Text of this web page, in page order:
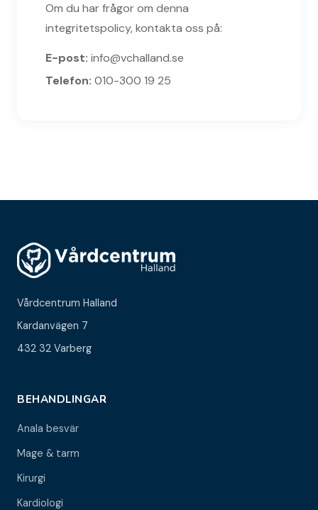
Om du har frågor om denna
integritetspolicy, kontakta oss på:
E-post: info@vchalland.se
Telefon: 010-300 19 25
Vårdcentrum Halland
Kardanvägen 7
432 32 Varberg
BEHANDLINGAR
Anala besvär
Mage & tarm
Kirurgi
Kardiologi